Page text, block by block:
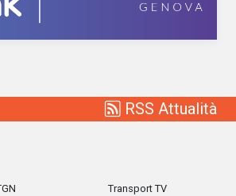
RSS Attualità
Transport TV